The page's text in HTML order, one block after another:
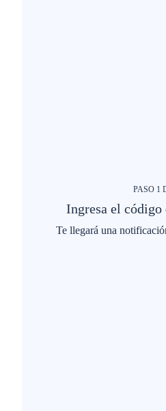
PASO 1
Ingresa el
Te llegará una